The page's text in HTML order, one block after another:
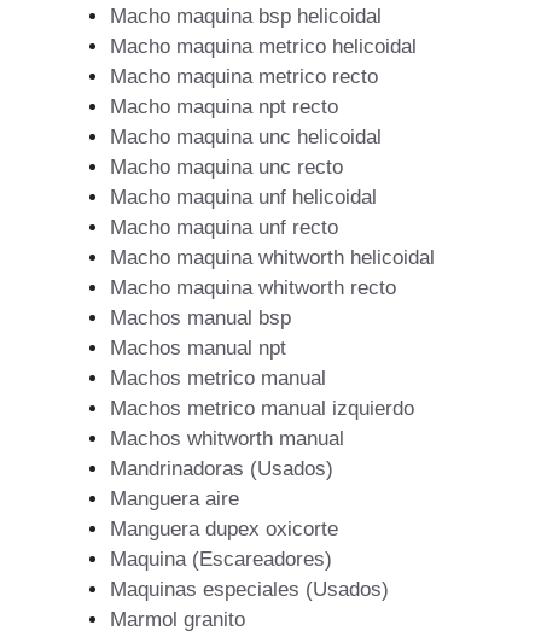
Macho maquina bsp helicoidal
Macho maquina metrico helicoidal
Macho maquina metrico recto
Macho maquina npt recto
Macho maquina unc helicoidal
Macho maquina unc recto
Macho maquina unf helicoidal
Macho maquina unf recto
Macho maquina whitworth helicoidal
Macho maquina whitworth recto
Machos manual bsp
Machos manual npt
Machos metrico manual
Machos metrico manual izquierdo
Machos whitworth manual
Mandrinadoras (Usados)
Manguera aire
Manguera dupex oxicorte
Maquina (Escareadores)
Maquinas especiales (Usados)
Marmol granito